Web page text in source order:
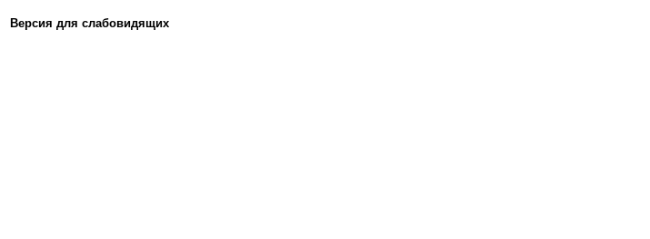
Версия для слабовидящих